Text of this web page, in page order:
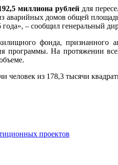
миллиона рублей для
аварийных домов общей
– сообщил генеральный
фонда, признанного
На протяжении
человек из 178,3 тысячи
проектов